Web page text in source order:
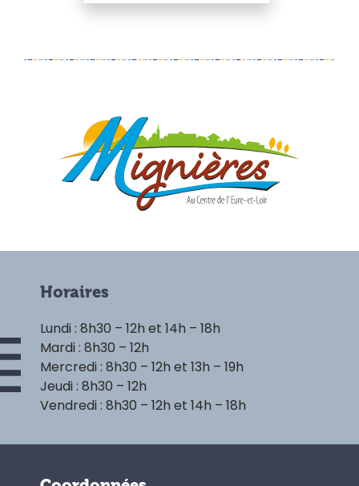
Horaires
Lundi : 8h30 – 12h et 14h – 18h
Mardi : 8h30 – 12h
Mercredi : 8h30 – 12h et 13h – 19h
Jeudi : 8h30 – 12h
Vendredi : 8h30 – 12h et 14h – 18h